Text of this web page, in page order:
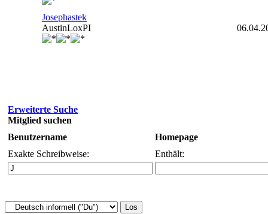
Josephastek
AustinLoxPI
Erweiterte Suche
Mitglied suchen
Benutzername
Homepage
Exakte Schreibweise:
Enthält: